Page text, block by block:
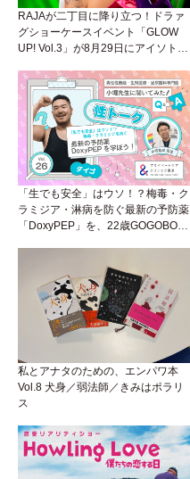
RAJAが二丁目に降り立つ！ドラァ
グショーケースイベント「GLOW
UP! Vol.3」が8月29日にアイソトー
「生でも安全」はウソ！？梅毒・ク
ラミジア・淋病を防ぐ最新の予防薬
「DoxyPEP」を、22歳GOGOBOY
（Vol.26）
私とアナタのための、エンパワ本
Vol.8 犬身／弱法師／きみはポラリ
ス